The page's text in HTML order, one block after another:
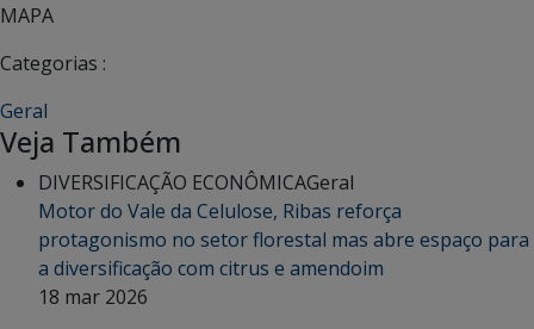
MAPA
Categorias :
Geral
Veja Também
DIVERSIFICAÇÃO ECONÔMICAGeral
Motor do Vale da Celulose, Ribas reforça
protagonismo no setor florestal mas abre espaço para
a diversificação com citrus e amendoim
18 mar 2026